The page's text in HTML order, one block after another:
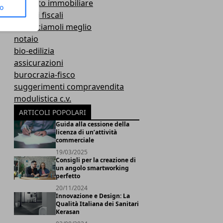
mercato immobiliare
aspetti fiscali
conosciamoli meglio
notaio
bio-edilizia
assicurazioni
burocrazia-fisco
suggerimenti compravendita
modulistica c.v.
ARTICOLI POPOLARI
Guida alla cessione della
licenza di un’attività
commerciale
19/03/2025
Consigli per la creazione di
un angolo smartworking
perfetto
20/11/2024
Innovazione e Design: La
Qualità Italiana dei Sanitari
Kerasan